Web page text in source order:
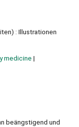
: Illustrationen
medicine
beängstigend und